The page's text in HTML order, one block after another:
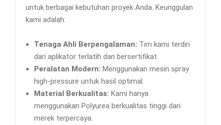
untuk berbagai kebutuhan proyek Anda. Keunggulan
kami adalah:
Tenaga Ahli Berpengalaman: Tim kami terdiri
dari aplikator terlatih dan bersertifikat.
Peralatan Modern: Menggunakan mesin spray
high-pressure untuk hasil optimal.
Material Berkualitas: Kami hanya
menggunakan Polyurea berkualitas tinggi dari
merek terpercaya.